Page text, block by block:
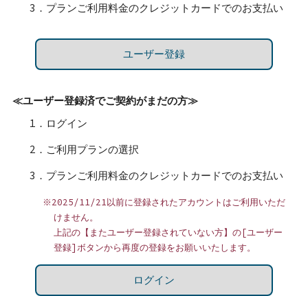
3．プランご利用料金のクレジットカードでのお支払い
ユーザー登録
≪ユーザー登録済でご契約がまだの方≫
1．ログイン
2．ご利用プランの選択
3．プランご利用料金のクレジットカードでのお支払い
※2025/11/21以前に登録されたアカウントはご利用いただ
けません。
上記の【またユーザー登録されていない方】の[ユーザー
登録]ボタンから再度の登録をお願いいたします。
ログイン